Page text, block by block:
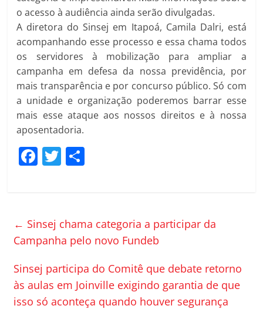
o acesso à audiência ainda serão divulgadas.
A diretora do Sinsej em Itapoá, Camila Dalri, está
acompanhando esse processo e essa chama todos
os servidores à mobilização para ampliar a
campanha em defesa da nossa previdência, por
mais transparência e por concurso público. Só com
a unidade e organização poderemos barrar esse
mais esse ataque aos nossos direitos e à nossa
aposentadoria.
F
b
o
o
k
T
ar
til
h
ar
← Sinsej chama categoria a participar da
Campanha pelo novo Fundeb
Sinsej participa do Comitê que debate retorno
às aulas em Joinville exigindo garantia de que
isso só aconteça quando houver segurança